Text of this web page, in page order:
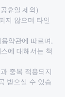
휴일 제외)
지 않으며 타인
약관에 따르며,
에 대해서는 책
중복 적용되지
받으실 수 있습